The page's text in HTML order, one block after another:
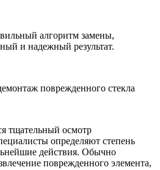
алгоритм замены,
и надежный результат.
поврежденного стекла
тщательный осмотр
определяют степень
действия. Обычно
поврежденного элемента,